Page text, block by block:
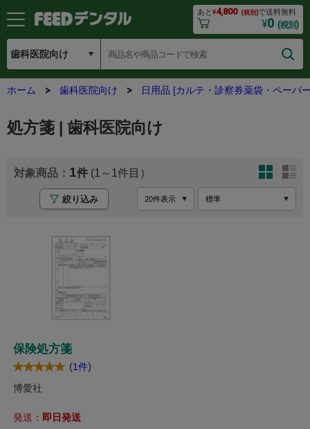
あと¥4,800 (税別)で送料無料
¥0 (税別)
ホーム 歯科医院向け 日用品 [カルテ・診察券薬袋・ペーパ
処方箋 | 歯科医院向け
1 (1～1
絞り込み
保険処方箋
(1件)
博愛社
発送： 即日発送